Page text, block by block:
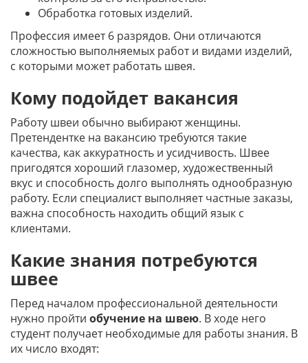
Обработка готовых изделий.
Профессия имеет 6 разрядов. Они отличаются
сложностью выполняемых работ и видами изделий,
с которыми может работать швея.
Кому подойдет вакансия
Работу швеи обычно выбирают женщины.
Претендентке на вакансию требуются такие
качества, как аккуратность и усидчивость. Швее
пригодятся хороший глазомер, художественный
вкус и способность долго выполнять однообразную
работу. Если специалист выполняет частные заказы,
важна способность находить общий язык с
клиентами.
Какие знания потребуются
швее
Перед началом профессиональной деятельности
нужно пройти обучение на швею. В ходе него
студент получает необходимые для работы знания. В
их число входят: